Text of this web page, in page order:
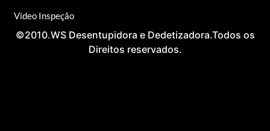
Video Inspeção
©2010.WS Desentupidora e Dedetizadora.Todos os
Direitos reservados.